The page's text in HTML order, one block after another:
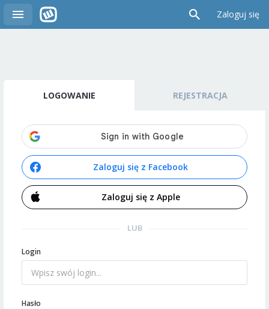
Zaloguj się
LOGOWANIE REJESTRACJA
Zaloguj się z Facebook
Zaloguj się z Apple
LUB
Login
Hasło